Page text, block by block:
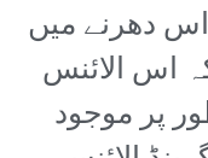
دھرنے میں
اس الائنس
پر موجود